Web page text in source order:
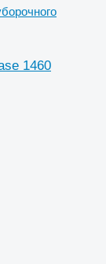
1460